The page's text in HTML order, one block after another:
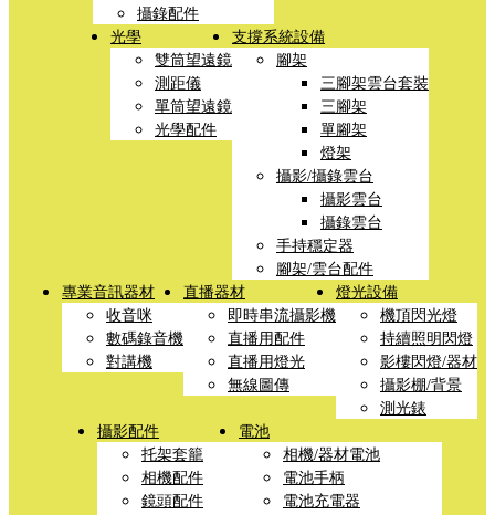
攝錄配件
光學
雙筒望遠鏡
測距儀
單筒望遠鏡
光學配件
支撐系統設備
腳架
三腳架雲台套裝
三腳架
單腳架
燈架
攝影/攝錄雲台
攝影雲台
攝錄雲台
手持穩定器
腳架/雲台配件
專業音訊器材
收音咪
數碼錄音機
對講機
直播器材
即時串流攝影機
直播用配件
直播用燈光
無線圖傳
燈光設備
機頂閃光燈
持續照明閃燈
影樓閃燈/器材
攝影棚/背景
測光錶
攝影配件
托架套籠
相機配件
鏡頭配件
電池
相機/器材電池
電池手柄
電池充電器